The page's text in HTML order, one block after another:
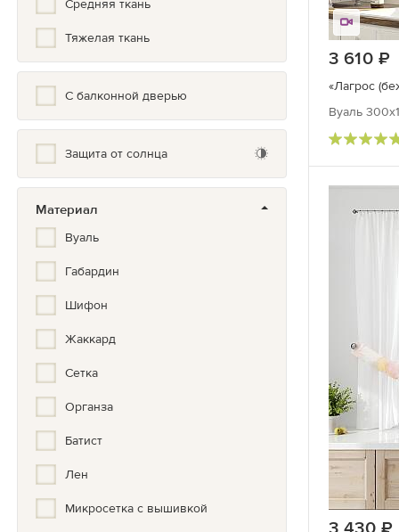
Дерево
Детский
Животные
Кантри
Классический
Клетка
Комбинированные
Красивый
Кружево
Купон
Кухонный
Лофт
Мелкий рисунок
Средняя ткань
Тяжелая ткань
С балконной дверью
Защита от солнца
Материал
Вуаль
Габардин
Шифон
Жаккард
Сетка
Органза
Батист
Лен
Микросетка с вышивкой
3 610
«Лагрос
Вуаль